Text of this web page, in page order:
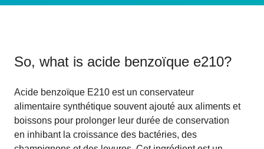
So, what is acide benzoïque e210?
Acide benzoïque E210 est un conservateur
alimentaire synthétique souvent ajouté aux aliments et
boissons pour prolonger leur durée de conservation
en inhibant la croissance des bactéries, des